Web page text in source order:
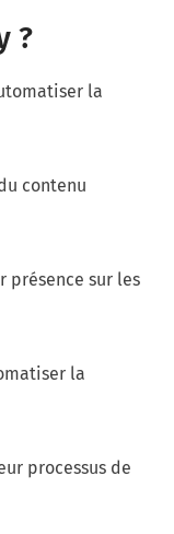
?
la
contenu
présence sur les
la
processus de